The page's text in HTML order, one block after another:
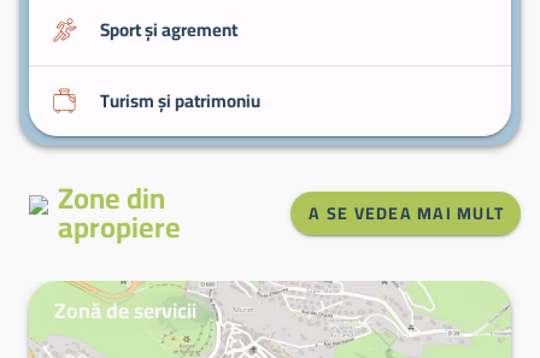
Sport și agrement
Turism și patrimoniu
Zone din
apropiere A SE VEDEA MAI MULT
Zonă de servicii